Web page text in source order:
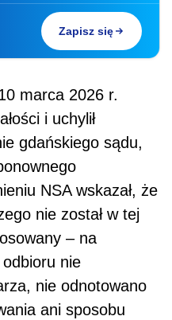
Zapisz się
marca 2026 r.
i uchylił
gdańskiego sądu,
NSA wskazał, że
nie został w tej
– na
nie
nie odnotowano
ani sposobu